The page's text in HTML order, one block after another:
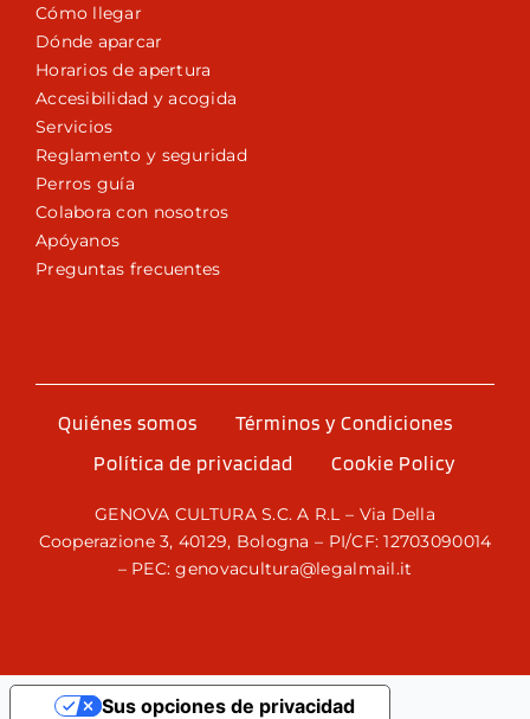
Cómo llegar
Dónde aparcar
Horarios de apertura
Accesibilidad y acogida
Servicios
Reglamento y seguridad
Perros guía
Colabora con nosotros
Apóyanos
Preguntas frecuentes
Quiénes somos
Términos y Condiciones
Política de privacidad
Cookie Policy
GENOVA CULTURA S.C. A R.L – Via Della
Cooperazione 3, 40129, Bologna – PI/CF: 12703090014
– PEC: genovacultura@legalmail.it
Sus opciones de privacidad